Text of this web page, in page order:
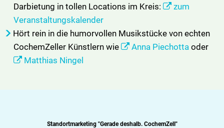
Darbietung in tollen Locations im Kreis:
zum
Veranstaltungskalender
Hört rein in die humorvollen Musikstücke von echten
CochemZeller Künstlern wie
Anna Piechotta oder
Matthias Ningel
Standortmarketing "Gerade deshalb. CochemZell"